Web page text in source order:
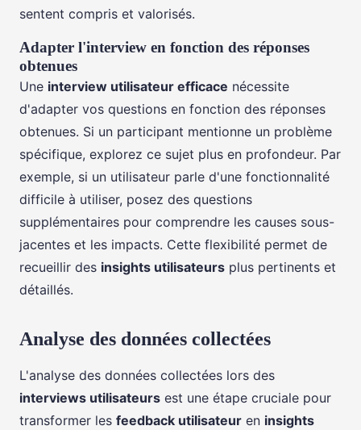
sentent compris et valorisés.
Adapter l'interview en fonction des réponses
obtenues
Une interview utilisateur efficace nécessite
d'adapter vos questions en fonction des réponses
obtenues. Si un participant mentionne un problème
spécifique, explorez ce sujet plus en profondeur. Par
exemple, si un utilisateur parle d'une fonctionnalité
difficile à utiliser, posez des questions
supplémentaires pour comprendre les causes sous-
jacentes et les impacts. Cette flexibilité permet de
recueillir des insights utilisateurs plus pertinents et
détaillés.
Analyse des données collectées
L'analyse des données collectées lors des
interviews utilisateurs est une étape cruciale pour
transformer les feedback utilisateur en insights